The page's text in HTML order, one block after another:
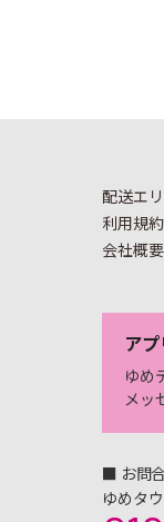
配送エ
利用規約
会社概要
ア
ゆめ
メッ
■ お問
ゆめタ